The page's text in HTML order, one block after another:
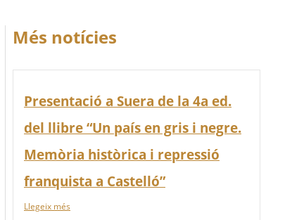
Més notícies
Presentació a Suera de la 4a ed.
del llibre “Un país en gris i negre.
Memòria històrica i repressió
franquista a Castelló”
Llegeix més